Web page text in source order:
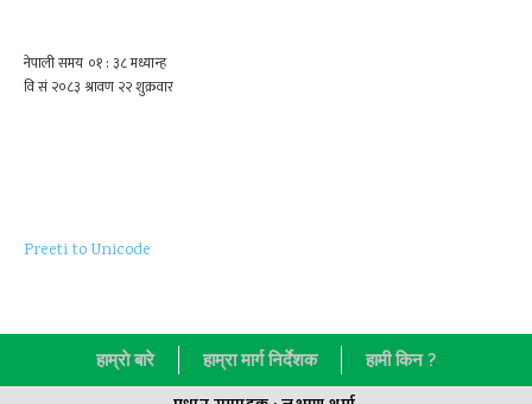
Preeti to Unicode
हाम्राे बारे हाम्रा मार्ग निर्देशक हामी किन ?